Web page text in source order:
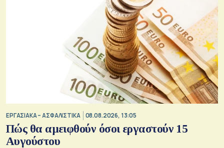
ΕΡΓΑΣΙΑΚΑ – ΑΣΦΑΛΙΣΤΙΚΑ 08.08.2026, 13:05
Πώς θα αμειφθούν όσοι εργαστούν 15
Αυγούστου